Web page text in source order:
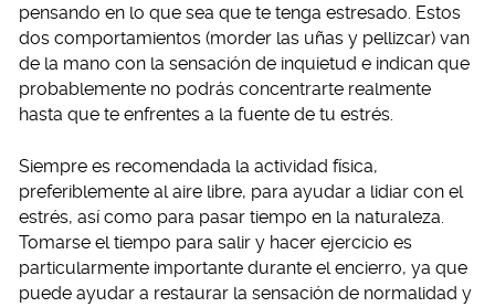
pensando en lo que sea que te tenga estresado. Estos
dos comportamientos (morder las uñas y pellizcar) van
de la mano con la sensación de inquietud e indican que
probablemente no podrás concentrarte realmente
hasta que te enfrentes a la fuente de tu estrés.
Siempre es recomendada la actividad física,
preferiblemente al aire libre, para ayudar a lidiar con el
estrés, así como para pasar tiempo en la naturaleza.
Tomarse el tiempo para salir y hacer ejercicio es
particularmente importante durante el encierro, ya que
puede ayudar a restaurar la sensación de normalidad y